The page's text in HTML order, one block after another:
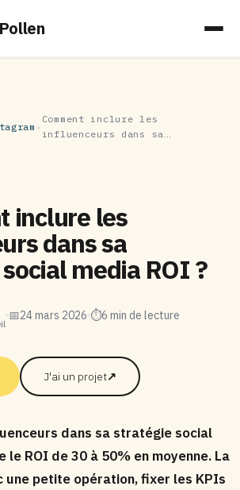
›
Comment inclure les
influenceurs dans sa…
inclure les
dans sa
media ROI ?
📅24 mars 2026 ⏱6 min de lecture
J'ai un projet↗
dans sa stratégie social
le ROI de 30 à 50% en moyenne. La
une petite opération, fixer les KPIs